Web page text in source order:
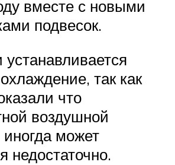
вместе с новыми
подвесок.
так как
что
воздушной
может
недостаточно.